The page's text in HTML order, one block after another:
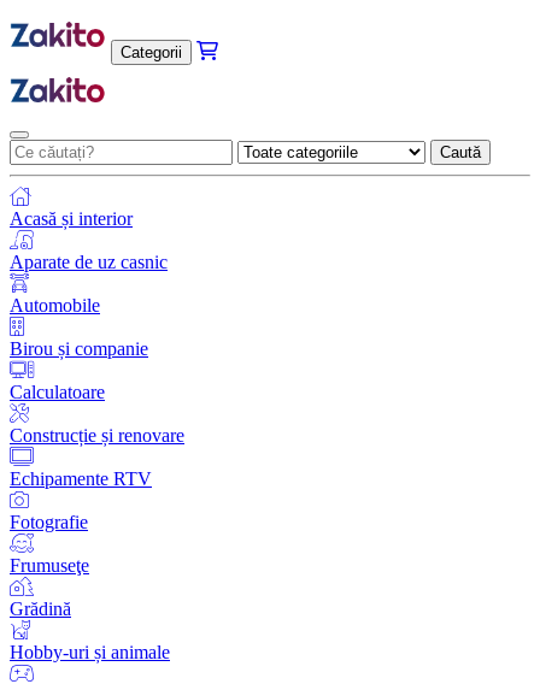
Categorii
Caută
Acasă și interior
Aparate de uz casnic
Automobile
Birou și companie
Calculatoare
Construcție și renovare
Echipamente RTV
Fotografie
Frumuseţe
Grădină
Hobby-uri și animale